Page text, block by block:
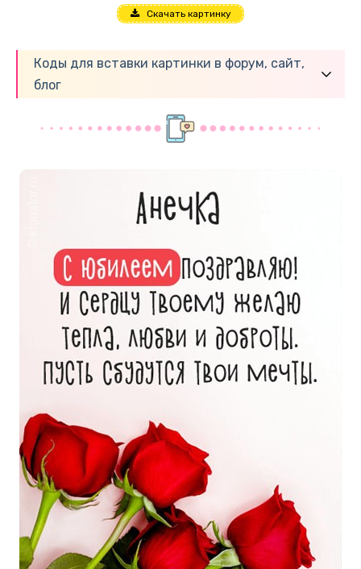
Скачать картинку
Коды для вставки картинки в форум, сайт,
блог